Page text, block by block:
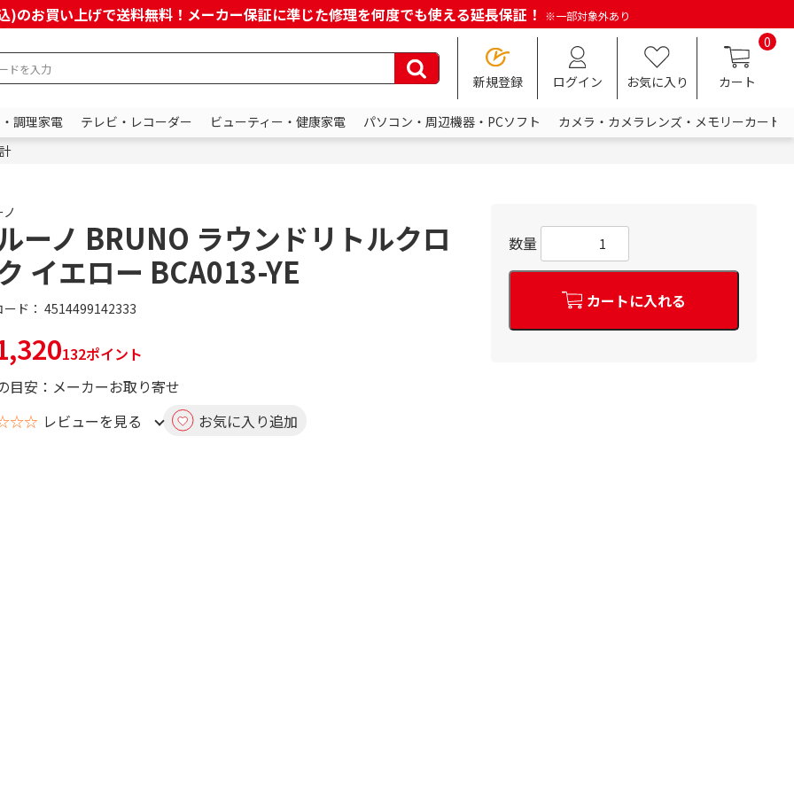
のお買い上げで送料無料！メーカー保証に準じた修理を何度でも使える延長保証！ ※一部対象外あり
新規登録 ログイン お気に入り
0
カート
調理家電 テレビ・レコーダー ビューティー・健康家電 パソコン・周辺機器・PCソフト
カメラ・カメラレンズ・メモリーカード
ーノ BRUNO ラウンドリトルクロ
イエロー BCA013-YE
ド： 4514499142333
132ポイント
目安：メーカーお取り寄せ
レビューを見る お気に入り追加
数量
カートに入れる